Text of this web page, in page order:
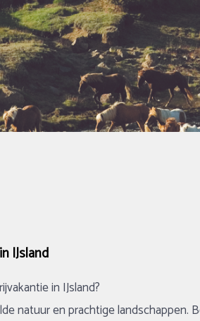
IJsland
in IJsland?
natuur en prachtige